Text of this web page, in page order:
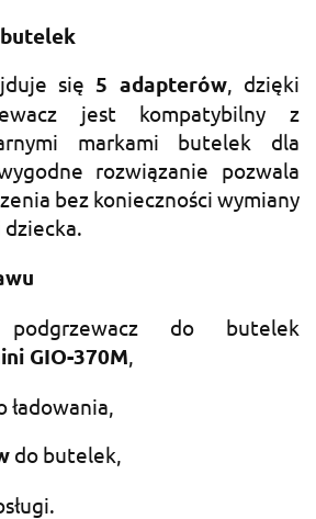
się 5 adapterów, dzięki
jest kompatybilny z
markami butelek dla
rozwiązanie pozwala
bez konieczności wymiany
podgrzewacz do butelek
GIO-370M,
ładowania,
do butelek,